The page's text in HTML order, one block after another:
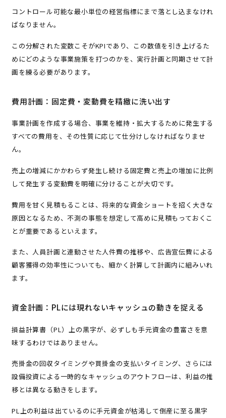
コントロール可能な最小単位の経営指標にまで落とし込まなけれ
ばなりません。
この分解された変数こそがKPIであり、この数値を引き上げるた
めにどのような事業施策を打つのかを、実行計画と同期させて計
画を練る必要があります。
費用計画：固定費・変動費を精緻に洗い出す
事業計画を作成する場合、事業を維持・拡大するために発生する
すべての費用を、その性質に応じて仕分けしなければなりませ
ん。
売上の増減にかかわらず発生し続ける固定費と売上の増加に比例
して発生する変動費を明確に分けることが大切です。
費用を甘く見積もることは、将来的な資金ショートを招く大きな
原因となるため、不測の事態を想定して高めに見積もっておくこ
とが重要であるといえます。
また、人員計画と連動させた人件費の推移や、広告宣伝費による
顧客獲得の効率性についても、細かく計算して計画内に組みいれ
ます。
資金計画：PLには現れないキャッシュの動きを捉える
損益計算書（PL）上の黒字が、必ずしも手元資金の豊富さを意
味するわけではありません。
売掛金の回収タイミングや買掛金の支払いタイミング、さらには
設備投資による一時的なキャッシュのアウトフローは、利益の推
移とは異なる動きをします。
PL上の利益は出ているのに手元資金が枯渇して倒産に至る黒字